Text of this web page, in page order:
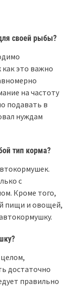
своей рыбы?
как это важно
на частоту
подавать в
нуждам
тип корма?
с
Кроме того,
пищи и овощей,
достаточно
правильно